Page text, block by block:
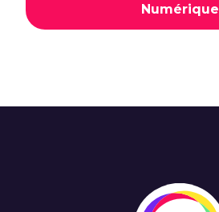
Numérique